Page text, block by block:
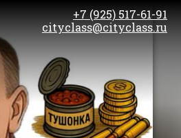
+7 (925) 517-61-91
cityclass@cityclass.ru